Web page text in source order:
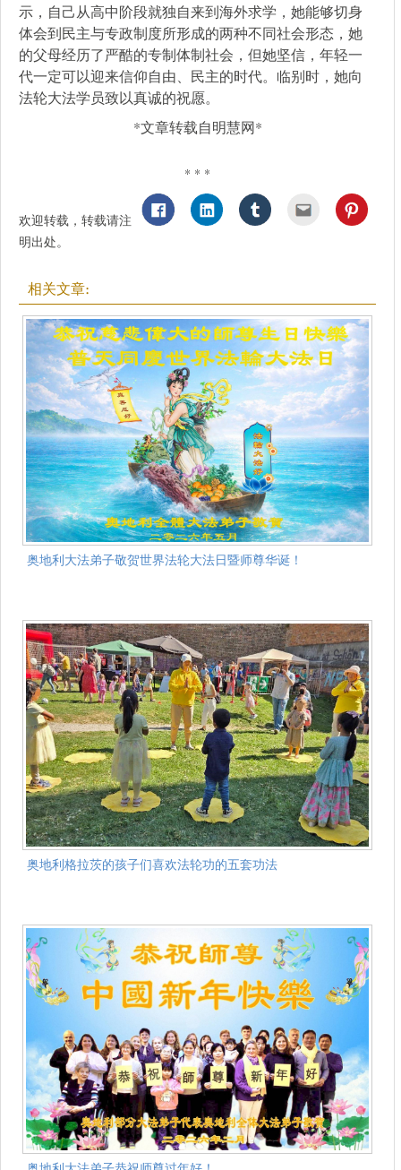
示，自己从高中阶段就独自来到海外求学，她能够切身
体会到民主与专政制度所形成的两种不同社会形态，她
的父母经历了严酷的专制体制社会，但她坚信，年轻一
代一定可以迎来信仰自由、民主的时代。临别时，她向
法轮大法学员致以真诚的祝愿。
*文章转载自明慧网*
* * *
欢迎转载，转载请注
明出处。
相关文章:
奥地利大法弟子敬贺世界法轮大法日暨师尊华诞！
奥地利格拉茨的孩子们喜欢法轮功的五套功法